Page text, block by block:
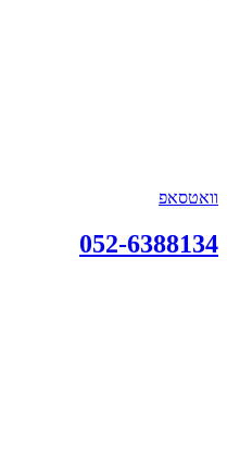
וואטסאפ
052-6388134